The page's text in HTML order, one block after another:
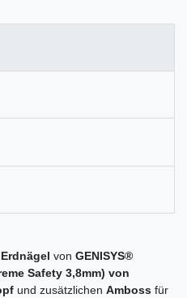
Erdnägel von GENISYS®
Safety 3,8mm) von
und zusätzlichen Amboss für